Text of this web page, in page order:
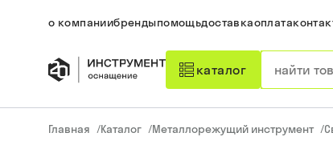
о компаниибрендыпомощьдоставкаоплата
каталог
Главная /Каталог /Металлорежущий инструмент /